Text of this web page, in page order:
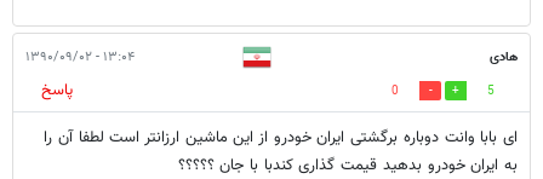
هادی ۱۳:۰۴ - ۱۳۹۰/۰۹/۰۲
5
0
پاسخ
ای بابا وانت دوباره برگشتی ایران خودرو از این ماشین ارزانتر است لطفا آن را
به ایران خودرو بدهید قیمت گذاری کندبا با جان ؟؟؟؟؟